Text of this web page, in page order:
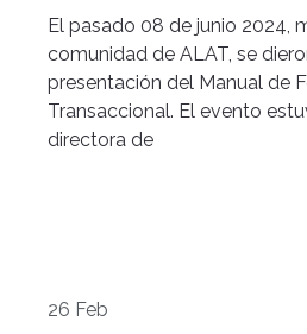
El pasado 08 de junio 2024,
comunidad de ALAT, se
presentación del Manual de
Transaccional. El evento
directora de
26 Feb